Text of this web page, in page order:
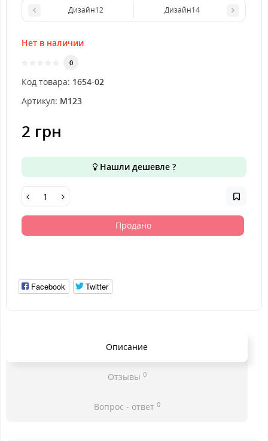
Дизайн12 Дизайн14
Нет в наличии
0
Код товара: 1654-02
Артикул: M123
2 грн
Нашли дешевле ?
Продано
Facebook Twitter
Описание
Отзывы 0
Вопрос - ответ 0